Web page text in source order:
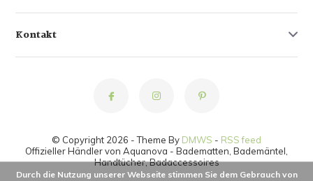
Kontakt
© Copyright 2026 - Theme By DMWS - RSS feed
Offizieller Händler von Aquanova - Badematten, Bademäntel,
Handtücher, Badaccessoires
Durch die Nutzung unserer Webseite stimmen Sie dem Gebrauch von